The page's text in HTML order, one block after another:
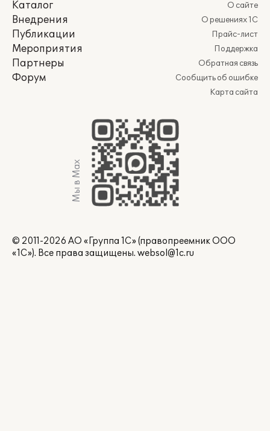
Каталог
Внедрения
Публикации
Мероприятия
Партнеры
Форум
О сайте
О решениях 1С
Прайс-лист
Поддержка
Обратная связь
Сообщить об ошибке
Карта сайта
Мы в Max
© 2011-2026 АО «Группа 1С» (правопреемник ООО
«1С»). Все права защищены. websol@1c.ru